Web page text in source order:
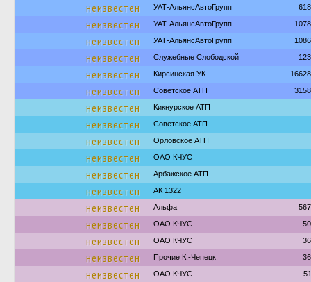
неизвестен УАТ-АльянсАвтоГрупп
неизвестен УАТ-АльянсАвтоГрупп
неизвестен УАТ-АльянсАвтоГрупп
неизвестен Служебные Слободской
неизвестен Кирсинская УК
неизвестен Советское АТП
неизвестен Кикнурское АТП
неизвестен Советское АТП
неизвестен Орловское АТП
неизвестен ОАО КЧУС
неизвестен Арбажское АТП
неизвестен АК 1322
неизвестен Альфа
неизвестен ОАО КЧУС
неизвестен ОАО КЧУС
неизвестен Прочие К.-Чепецк
неизвестен ОАО КЧУС